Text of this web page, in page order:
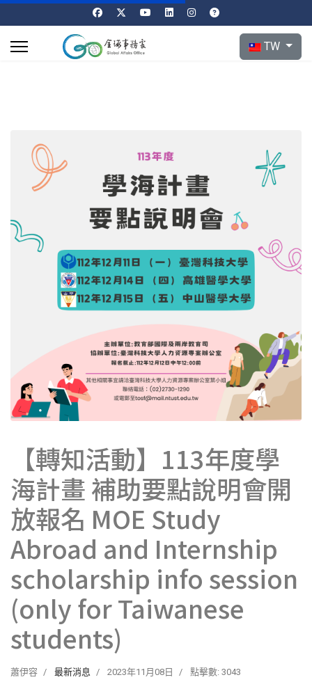
選擇你的語言
TW
【轉知活動】113年度學
海計畫 補助要點說明會開
放報名 MOE Study
Abroad and Internship
scholarship info session
(only for Taiwanese
students)
蕭伊容 最新消息 2023年11月08日 點擊數: 3043